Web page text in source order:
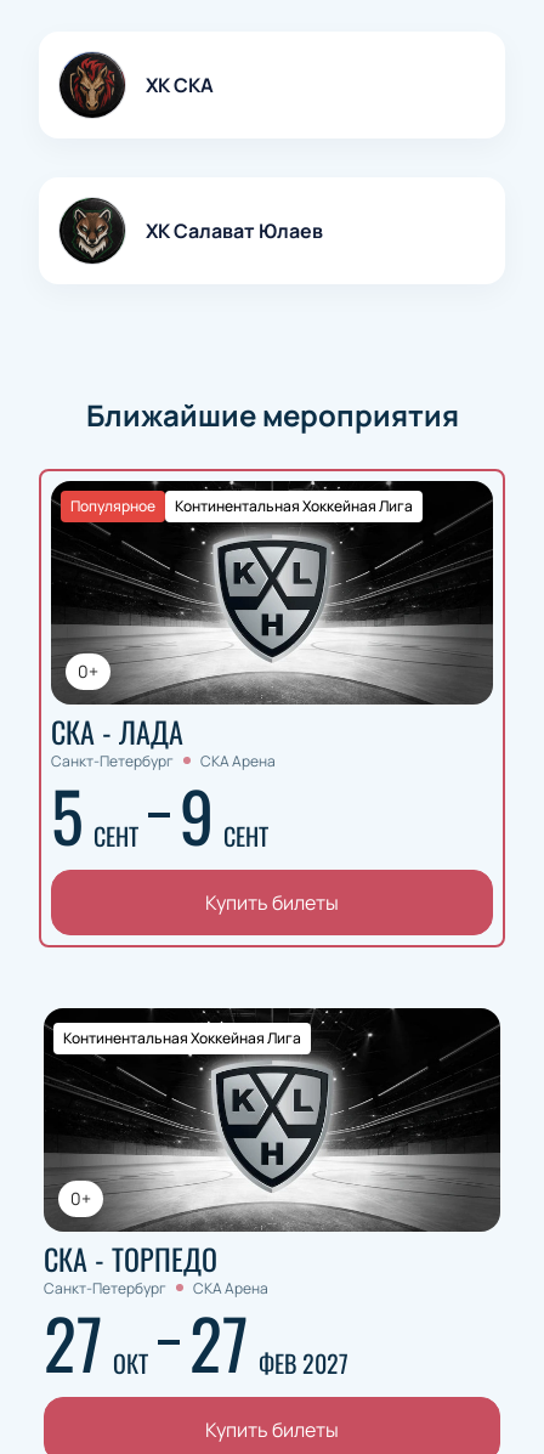
ВИП-ложи для особого комфорта;
Персональные предложения для компаний;
Возможность оформить заказ по телефону;
Покупка онлайн гарантирует безопасность и
скорость.
Купить билеты на матч «СКА — Салават Юлаев».
ХК СКА
ХК Салават Юлаев
Ближайшие мероприятия
0+
Континентальная Хоккейная Лига
Популярное
СКА - ЛАДА
Санкт-Петербург СКА Арена
5 СЕНТ 9 СЕНТ
Купить билеты
0+
Континентальная Хоккейная Лига
СКА - ТОРПЕДО
Санкт-Петербург СКА Арена
27 ОКТ 27 ФЕВ 2027
Купить билеты